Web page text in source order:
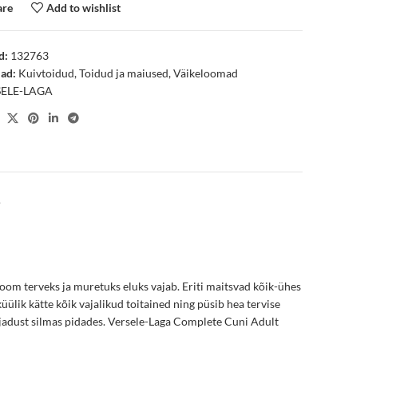
Add to wishlist
132763
Kuivtoidud,Toidud ja maiused,Väikeloomad
LAGA
terveks ja muretuks eluks vajab. Eriti maitsvad kõik-ühes
kätte kõik vajalikud toitained ning püsib hea tervise
silmas pidades. Versele-Laga Complete Cuni Adult